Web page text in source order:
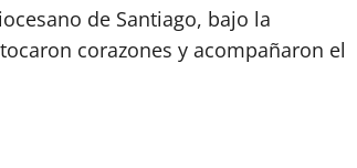
de Santiago, bajo la
corazones y acompañaron el